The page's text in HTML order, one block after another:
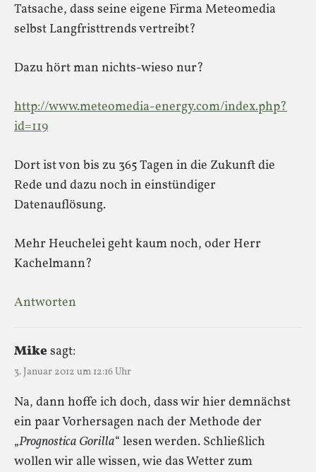
Tatsache, dass seine eigene Firma Meteomedia
selbst Langfristtrends vertreibt?
Dazu hört man nichts-wieso nur?
http://www.meteomedia-energy.com/index.php?
id=119
Dort ist von bis zu 365 Tagen in die Zukunft die
Rede und dazu noch in einstündiger
Datenauflösung.
Mehr Heuchelei geht kaum noch, oder Herr
Kachelmann?
Antworten
Mikesagt:
3. Januar 2012 um 12:16 Uhr
Na, dann hoffe ich doch, dass wir hier demnächst
ein paar Vorhersagen nach der Methode der
„Prognostica Gorilla“ lesen werden. Schließlich
wollen wir alle wissen, wie das Wetter zum